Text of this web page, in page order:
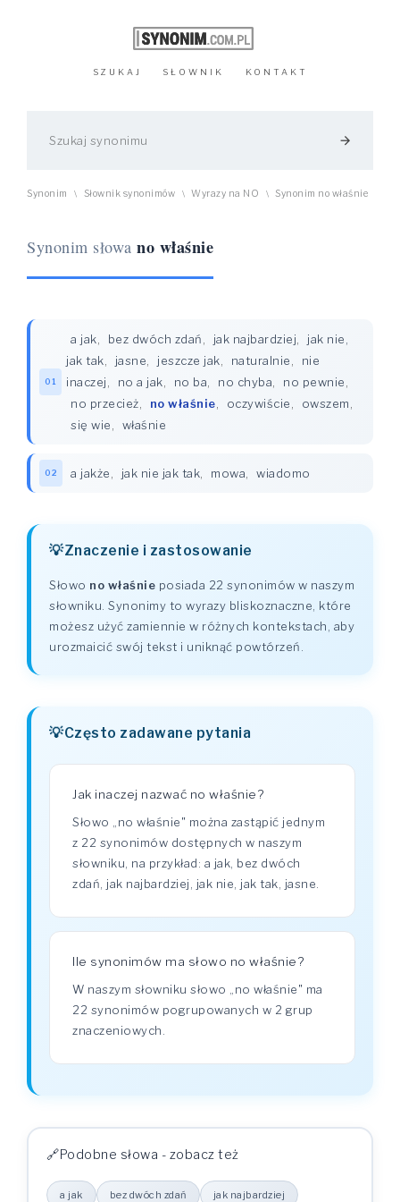
SZUKAJ SŁOWNIK KONTAKT
arrow_forward
Synonim \ Słownik synonimów \ Wyrazy na NO \ Synonim no właśnie
Synonim słowa no właśnie
01
a jak bez dwóch zdań jak najbardziej
jak nie,
jak tak
jasne jeszcze jak naturalnie
nie
inaczej
no a jak no ba no chyba no pewnie
no przecież
no właśnie oczywiście owszem
się wie
właśnie
02 a jakże jak nie jak tak mowa wiadomo
Znaczenie i zastosowanie
Słowo no właśnie posiada 22 synonimów w naszym
słowniku. Synonimy to wyrazy bliskoznaczne, które
możesz użyć zamiennie w różnych kontekstach, aby
urozmaicić swój tekst i uniknąć powtórzeń.
Często zadawane pytania
Jak inaczej nazwać no właśnie?
Słowo „no właśnie" można zastąpić jednym
z 22 synonimów dostępnych w naszym
słowniku, na przykład: a jak, bez dwóch
zdań, jak najbardziej, jak nie, jak tak, jasne.
Ile synonimów ma słowo no właśnie?
W naszym słowniku słowo „no właśnie" ma
22 synonimów pogrupowanych w 2 grup
znaczeniowych.
Podobne słowa - zobacz też
a jak bez dwóch zdań jak najbardziej